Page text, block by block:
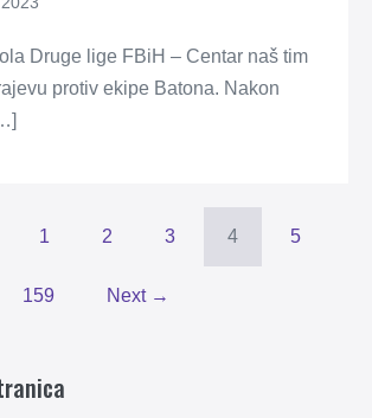
Druge lige FBiH – Centar naš tim
protiv ekipe Batona. Nakon
1 2 3 4 5
159 Next →